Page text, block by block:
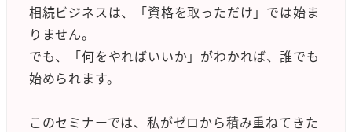
相続ビジネスは、「資格を取っただけ」では始ま
りません。
でも、「何をやればいいか」がわかれば、誰でも
始められます。
このセミナーでは、私がゼロから積み重ねてきた